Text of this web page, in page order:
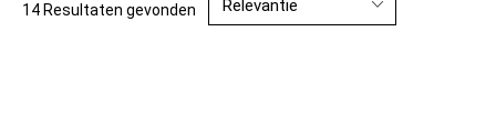
14 Resultaten gevonden